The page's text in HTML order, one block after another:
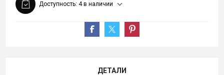
Доступность: 4 в наличии
ДЕТАЛИ